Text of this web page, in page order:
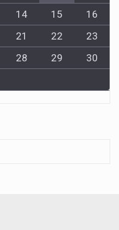
14 15
16
21 22
23
28 29
30